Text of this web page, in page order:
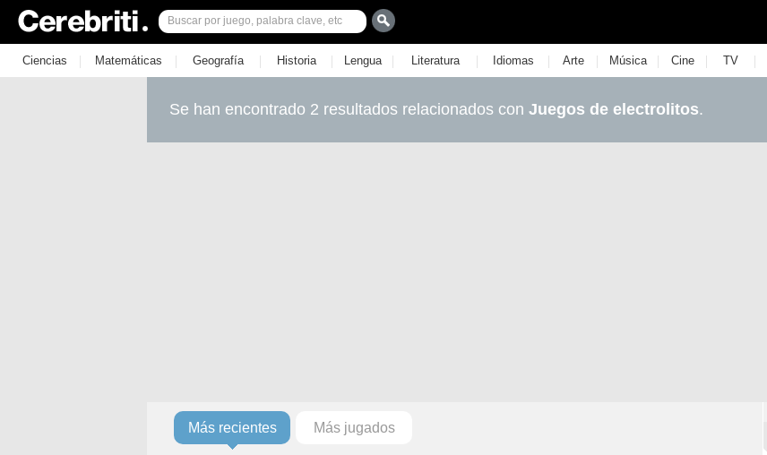
Ciencias | Matemáticas | Geografía | Historia | Lengua | Literatura | Idiomas | Arte | Música | Cine | TV |
Se han encontrado 2 resultados relacionados con Juegos de electrolitos.
Más recientes Más jugados